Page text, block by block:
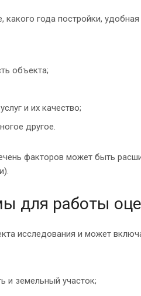
года постройки,
объекта;
и их качество;
другое.
факторов может быть
для работы
исследования и может
и земельный участок;